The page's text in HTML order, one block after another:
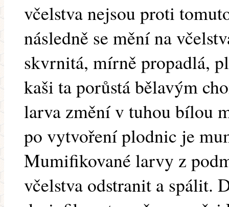
včelstva nejsou proti
následně se mění na
skvrnitá, mírně propadlá,
kaši ta porůstá bělavým
larva změní v tuhou bílou
po vytvoření plodnic je
Mumifikované larvy z
včelstva odstranit a spálit.